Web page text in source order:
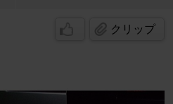
クリップ